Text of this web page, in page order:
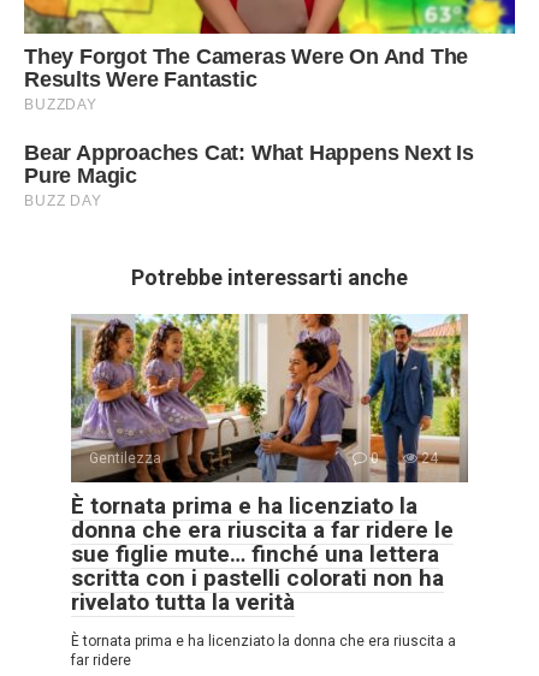
Potrebbe interessarti anche
Gentilezza 0 24
È tornata prima e ha licenziato la
donna che era riuscita a far ridere le
sue figlie mute… finché una lettera
scritta con i pastelli colorati non ha
rivelato tutta la verità
È tornata prima e ha licenziato la donna che era riuscita a
far ridere